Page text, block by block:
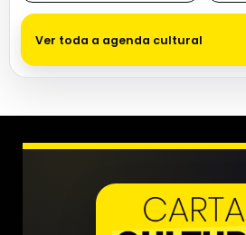
Ver toda a agenda cultural